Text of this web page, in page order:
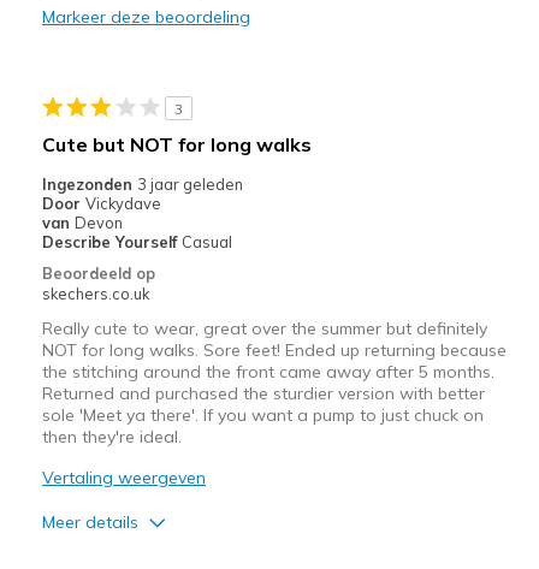
Beste toepassingen
Going Out
Travel
Width
Feels true to width
Sizing
Feels true to size
Markeer deze beoordeling
3
Cute but NOT for long walks
Ingezonden 3 jaar geleden
Door Vickydave
van Devon
Describe Yourself Casual
Beoordeeld op
skechers.co.uk
Really cute to wear, great over the summer but definitely
NOT for long walks. Sore feet! Ended up returning because
the stitching around the front came away after 5 months.
Returned and purchased the sturdier version with better
sole 'Meet ya there'. If you want a pump to just chuck on
then they're ideal.
Vertaling weergeven
Meer details